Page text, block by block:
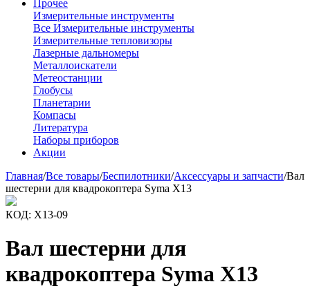
Прочее
Измерительные инструменты
Все Измерительные инструменты
Измерительные тепловизоры
Лазерные дальномеры
Металлоискатели
Метеостанции
Глобусы
Планетарии
Компасы
Литература
Наборы приборов
Акции
Главная/Все товары/Беспилотники/Аксессуары и запчасти/Вал
шестерни для квадрокоптера Syma X13
КОД: X13-09
Вал шестерни для
квадрокоптера Syma X13